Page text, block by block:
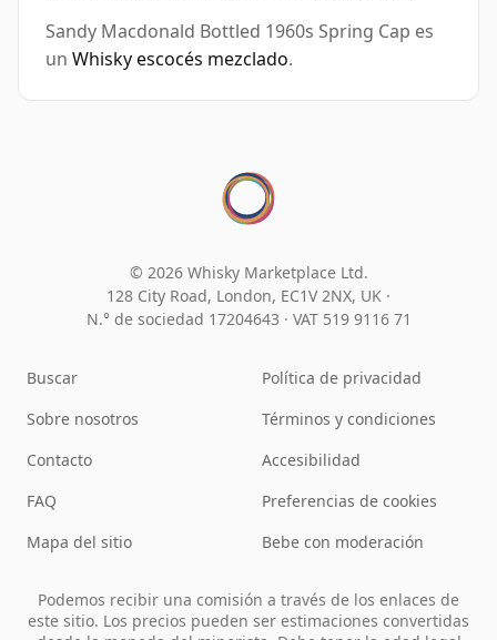
Sandy Macdonald Bottled 1960s Spring Cap es
un Whisky escocés mezclado.
© 2026 Whisky Marketplace Ltd.
128 City Road, London, EC1V 2NX, UK ·
N.° de sociedad 17204643 · VAT 519 9116 71
Buscar
Sobre nosotros
Contacto
FAQ
Mapa del sitio
Política de privacidad
Términos y condiciones
Accesibilidad
Preferencias de cookies
Bebe con moderación
Podemos recibir una comisión a través de los enlaces de
este sitio. Los precios pueden ser estimaciones convertidas